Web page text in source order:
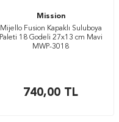
Mission
Mijello Fusion Kapaklı Suluboya
Paleti 18 Godeli 27x13 cm Mavi
MWP-3018
740,00 TL